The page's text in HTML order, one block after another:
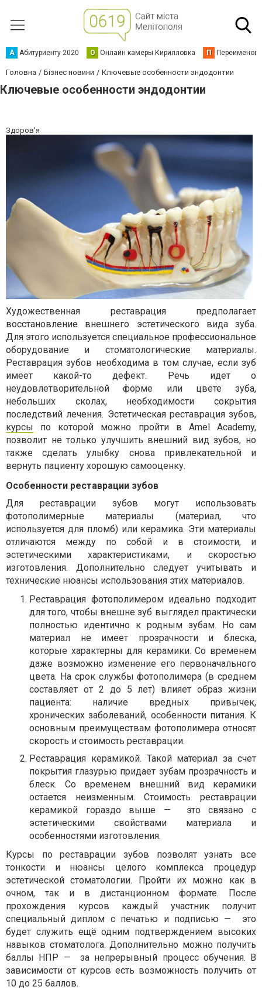
А Абитуриенту 2020 О Онлайн камеры Кирилловка П
Головна Бізнес новини Ключевые особенности эндодонтии
Ключевые особенности эндодонтии
Здоров'я
Художественная реставрация предполагает
восстановление внешнего эстетического вида зуба.
Для этого используется специальное профессиональное
оборудование и стоматологические материалы.
Реставрация зубов необходима в том случае, если зуб
имеет какой-то дефект. Речь идет о
неудовлетворительной форме или цвете зуба,
небольших сколах, необходимости сокрытия
последствий лечения. Эстетическая реставрация зубов,
курсы по которой можно пройти в Amel Academy,
позволит не только улучшить внешний вид зубов, но
также сделать улыбку снова привлекательной и
вернуть пациенту хорошую самооценку.
Особенности реставрации зубов
Для реставрации зубов могут использовать
фотополимерные материалы (материал, что
используется для пломб) или керамика. Эти материалы
отличаются между по собой и в стоимости, и
эстетическими характеристиками, и скоростью
изготовления. Дополнительно следует учитывать и
технические нюансы использования этих материалов.
Реставрация фотополимером идеально подходит
для того, чтобы внешне зуб выглядел практически
полностью идентично к родным зубам. Но сам
материал не имеет прозрачности и блеска,
которые характерны для керамики. Со временем
даже возможно изменение его первоначального
цвета. На срок службы фотополимера (в среднем
составляет от 2 до 5 лет) влияет образ жизни
пациента: наличие вредных привычек,
хронических заболеваний, особенности питания. К
основным преимуществам фотополимера относят
скорость и стоимость реставрации.
Реставрация керамикой. Такой материал за счет
покрытия глазурью придает зубам прозрачность и
блеск. Со временем внешний вид керамики
остается неизменным. Стоимость реставрации
керамикой гораздо выше —
это связано с
эстетическими свойствами материала и
особенностями изготовления.
Курсы по реставрации зубов позволят узнать все
тонкости и нюансы целого комплекса процедур
эстетической стоматологии. Пройти их можно как в
очном, так и в дистанционном формате. После
прохождения курсов каждый участник получит
специальный диплом с печатью и подписью —
это
будет служить ещё одним подтверждением высоких
навыков стоматолога. Дополнительно можно получить
баллы НПР —
за непрерывный процесс обучения. В
зависимости от курсов есть возможность получить от
10 до 25 баллов.